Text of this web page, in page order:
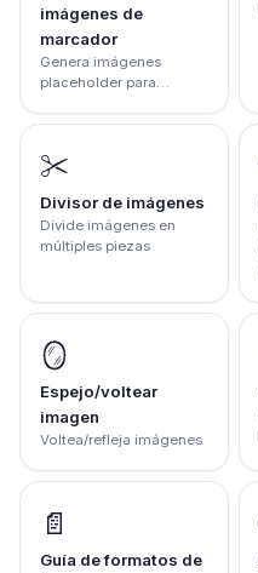
imágenes de
marcador
Genera imágenes
placeholder para
✂️
Divisor de imágenes
Divide imágenes en
múltiples piezas
🪞
Espejo/voltear
imagen
Voltea/refleja imágenes
📄
Guía de formatos de